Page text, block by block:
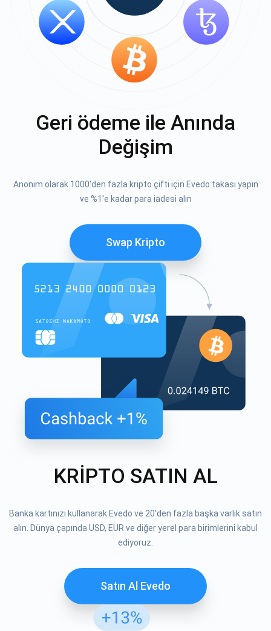
Geri ödeme ile Anında
Değişim
Anonim olarak 1000'den fazla kripto çifti için Evedo takası yapın
ve %1'e kadar para iadesi alın
Swap Kripto
KRİPTO SATIN AL
Banka kartınızı kullanarak Evedo ve 20'den fazla başka varlık satın
alın. Dünya çapında USD, EUR ve diğer yerel para birimlerini kabul
ediyoruz.
Satın Al Evedo